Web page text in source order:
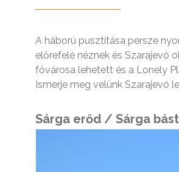
A háború pusztítása persze
előrefelé néznek és Szarajevó
fővárosa lehetett és a Lonely
Ismerje meg velünk Szarajevó
Sárga erőd / Sárga